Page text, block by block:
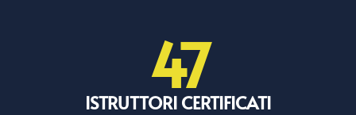
ISTRUTTORI CERTIFICATI
47